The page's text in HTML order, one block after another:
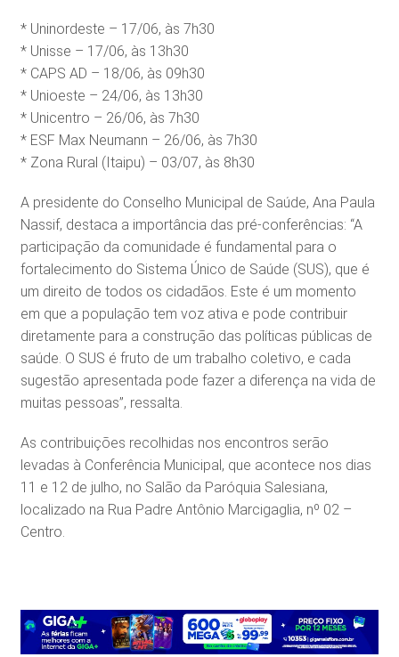
* ⁠Uninordeste – 17/06, às 7h30⁠
* Unisse – 17/06, às 13h30
* CAPS AD – 18/06, às 09h30⁠
* Unioeste – 24/06, às 13h30
* Unicentro – 26/06, às 7h30
* ESF Max Neumann – 26/06, às 7h30⁠
* Zona Rural (Itaipu) – 03/07, às 8h⁠30
A presidente do Conselho Municipal de Saúde, Ana Paula
Nassif, destaca a importância das pré-conferências: “A
participação da comunidade é fundamental para o
fortalecimento do Sistema Único de Saúde (SUS), que é
um direito de todos os cidadãos. Este é um momento
em que a população tem voz ativa e pode contribuir
diretamente para a construção das políticas públicas de
saúde. O SUS é fruto de um trabalho coletivo, e cada
sugestão apresentada pode fazer a diferença na vida de
muitas pessoas”, ressalta.
As contribuições recolhidas nos encontros serão
levadas à Conferência Municipal, que acontece nos dias
11 e 12 de julho, no Salão da Paróquia Salesiana,
localizado na Rua Padre Antônio Marcigaglia, nº 02 –
Centro.